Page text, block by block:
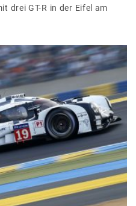
drei GT-R in der Eifel am